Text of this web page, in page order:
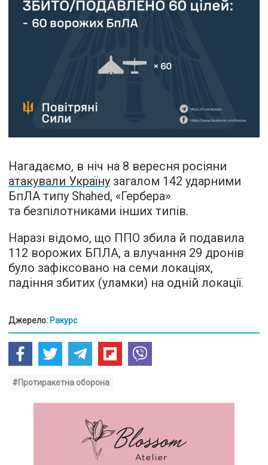
Нагадаємо, в ніч на 8 вересня росіяни
атакували Україну загалом 142 ударними
БпЛА типу Shahed, «Гербера»
та безпілотниками інших типів.
Наразі відомо, що ППО збила й подавила
112 ворожих БПЛА, а влучання 29 дронів
було зафіксовано на семи локаціях,
падіння збитих (уламки) на одній локації.
Джерело: Ракурс
#Протиракетна оборона